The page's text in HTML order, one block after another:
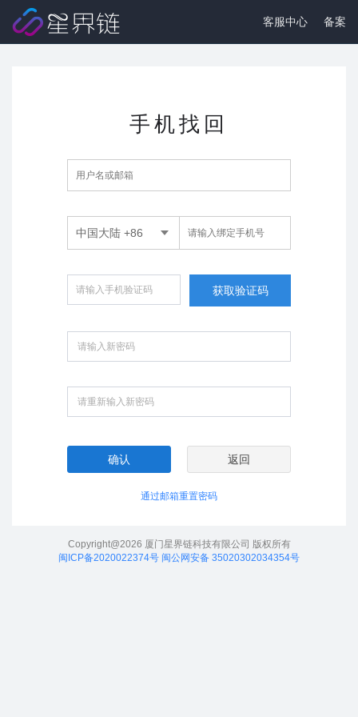
客服中心 备案
手机找回
中国大陆 +86
获取验证码
确认 返回
通过邮箱重置密码
Copyright@2026 厦门星界链科技有限公司 版权所有
闽ICP备2020022374号 闽公网安备 35020302034354号